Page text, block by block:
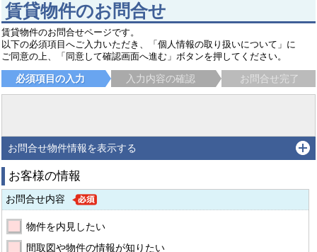
賃貸物件のお問合せ
賃貸物件のお問合せページです。
以下の必須項目へご入力いただき、「個人情報の取り扱いについて」に
ご同意の上、「同意して確認画面へ進む」ボタンを押してください。
必須項目の入力 入力内容の確認 お問合せ完了
お問合せ物件情報を表示する
お客様の情報
お問合せ内容
物件を内見したい
間取図や物件の情報が知りたい